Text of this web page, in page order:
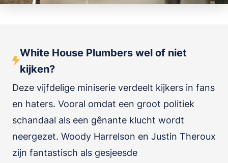
White House Plumbers wel of niet
kijken?
Deze vijfdelige miniserie verdeelt kijkers in fans
en haters. Vooral omdat een groot politiek
schandaal als een gênante klucht wordt
neergezet. Woody Harrelson en Justin Theroux
zijn fantastisch als gesjeesde